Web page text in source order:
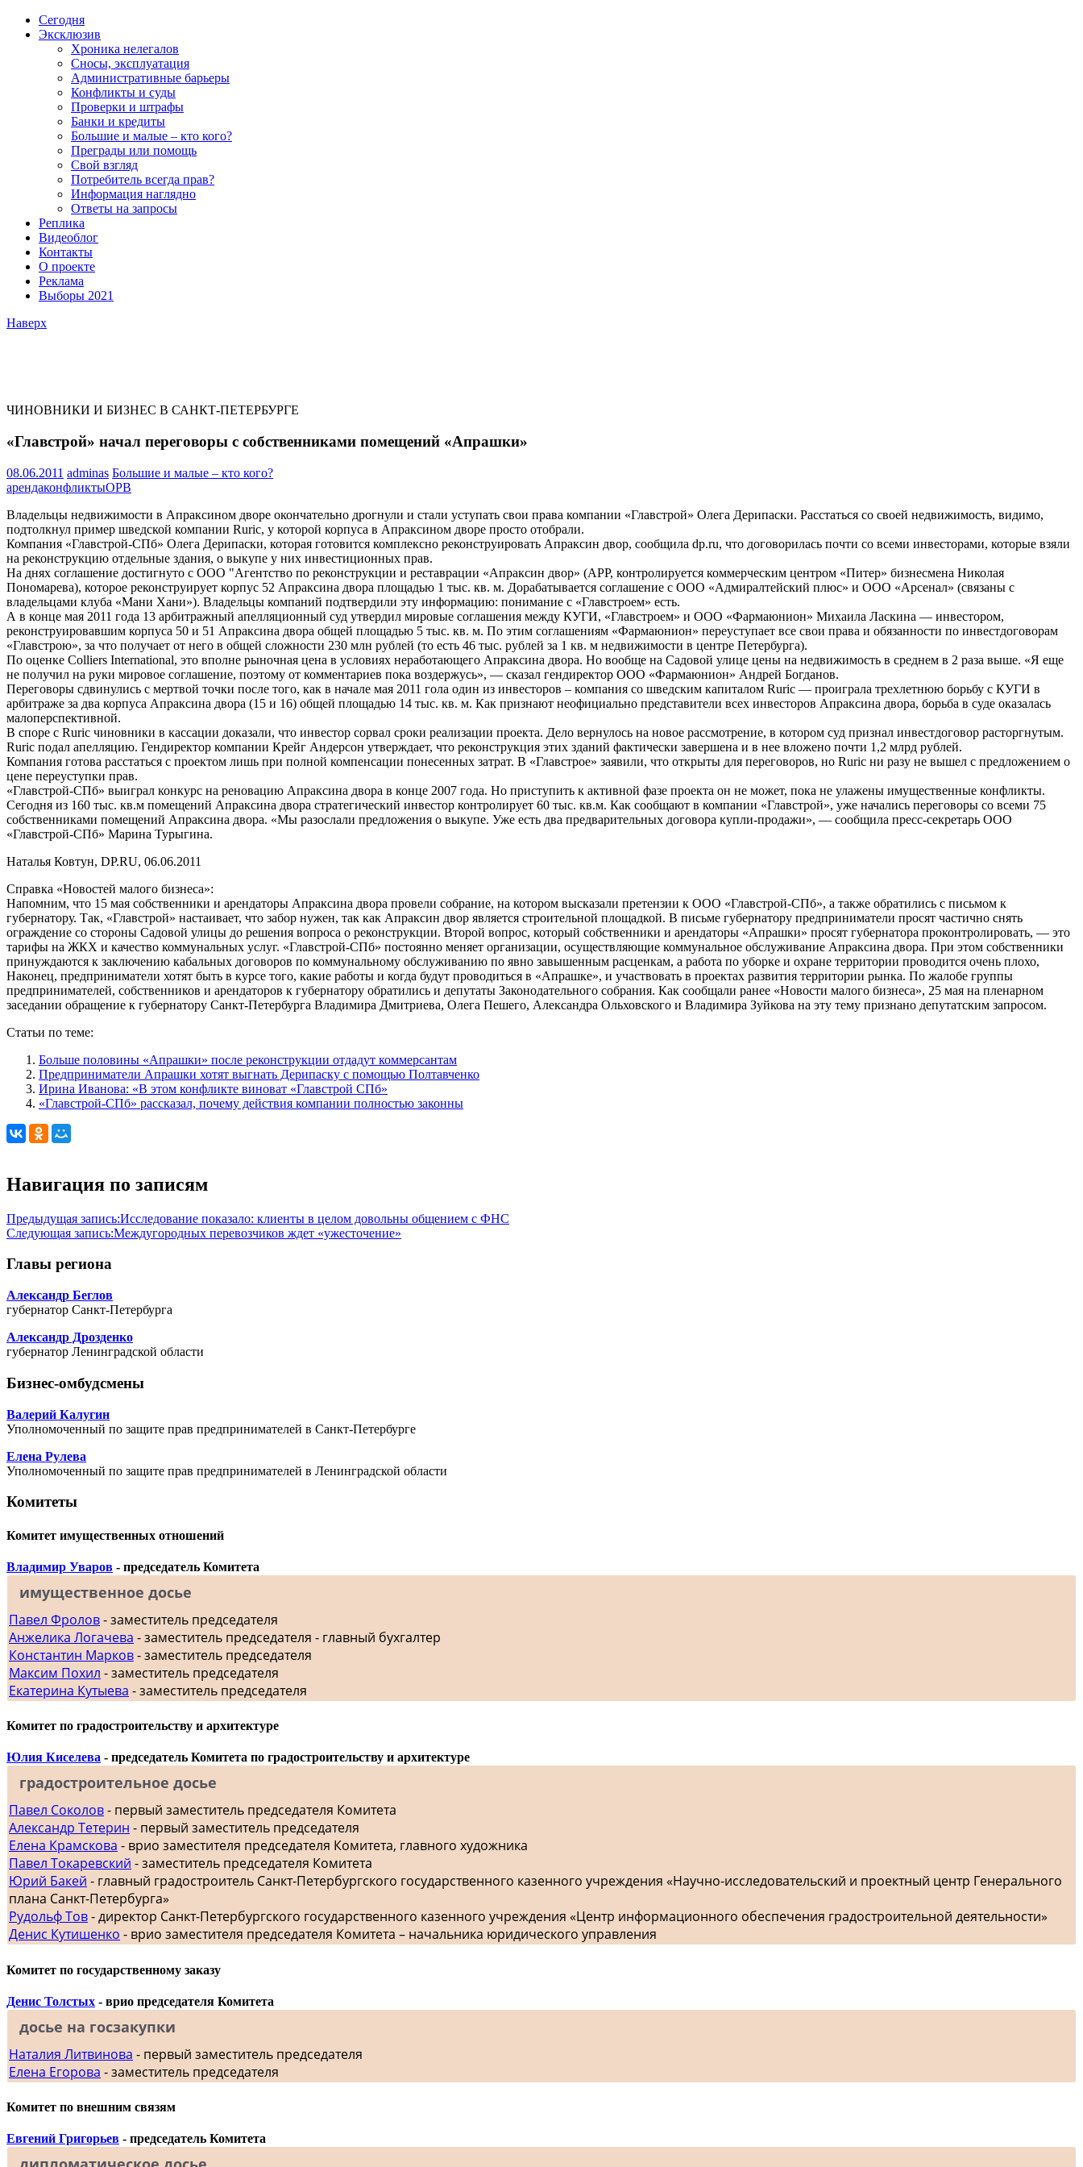
Сегодня
Эксклюзив
Хроника нелегалов
Сносы, эксплуатация
Административные барьеры
Конфликты и суды
Проверки и штрафы
Банки и кредиты
Большие и малые – кто кого?
Преграды или помощь
Свой взгляд
Потребитель всегда прав?
Информация наглядно
Ответы на запросы
Реплика
Видеоблог
Контакты
О проекте
Реклама
Выборы 2021
Наверх
ЧИНОВНИКИ И БИЗНЕС В САНКТ-ПЕТЕРБУРГЕ
«Главстрой» начал переговоры с собственниками помещений «Апрашки»
08.06.2011 adminas Большие и малые – кто кого?
арендаконфликтыОРВ
Владельцы недвижимости в Апраксином дворе окончательно дрогнули и стали уступать свои права компании «Главстрой» Олега Дерипаски. Расстаться со своей недвижимость, видимо,
подтолкнул пример шведской компании Ruric, у которой корпуса в Апраксином дворе просто отобрали.
Компания «Главстрой-СПб» Олега Дерипаски, которая готовится комплексно реконструировать Апраксин двор, сообщила dp.ru, что договорилась почти со всеми инвесторами, которые взяли
на реконструкцию отдельные здания, о выкупе у них инвестиционных прав.
На днях соглашение достигнуто с ООО "Агентство по реконструкции и реставрации «Апраксин двор» (АРР, контролируется коммерческим центром «Питер» бизнесмена Николая
Пономарева), которое реконструирует корпус 52 Апраксина двора площадью 1 тыс. кв. м. Дорабатывается соглашение с ООО «Адмиралтейский плюс» и ООО «Арсенал» (связаны с
владельцами клуба «Мани Хани»). Владельцы компаний подтвердили эту информацию: понимание с «Главстроем» есть.
А в конце мая 2011 года 13 арбитражный апелляционный суд утвердил мировые соглашения между КУГИ, «Главстроем» и ООО «Фармаюнион» Михаила Ласкина — инвестором,
реконструировавшим корпуса 50 и 51 Апраксина двора общей площадью 5 тыс. кв. м. По этим соглашениям «Фармаюнион» переуступает все свои права и обязанности по инвестдоговорам
«Главстрою», за что получает от него в общей сложности 230 млн рублей (то есть 46 тыс. рублей за 1 кв. м недвижимости в центре Петербурга).
По оценке Colliers International, это вполне рыночная цена в условиях неработающего Апраксина двора. Но вообще на Садовой улице цены на недвижимость в среднем в 2 раза выше. «Я еще
не получил на руки мировое соглашение, поэтому от комментариев пока воздержусь», — сказал гендиректор ООО «Фармаюнион» Андрей Богданов.
Переговоры сдвинулись с мертвой точки после того, как в начале мая 2011 гола один из инвесторов – компания со шведским капиталом Ruric — проиграла трехлетнюю борьбу с КУГИ в
арбитраже за два корпуса Апраксина двора (15 и 16) общей площадью 14 тыс. кв. м. Как признают неофициально представители всех инвесторов Апраксина двора, борьба в суде оказалась
малоперспективной.
В споре с Ruric чиновники в кассации доказали, что инвестор сорвал сроки реализации проекта. Дело вернулось на новое рассмотрение, в котором суд признал инвестдоговор расторгнутым.
Ruric подал апелляцию. Гендиректор компании Крейг Андерсон утверждает, что реконструкция этих зданий фактически завершена и в нее вложено почти 1,2 млрд рублей.
Компания готова расстаться с проектом лишь при полной компенсации понесенных затрат. В «Главстрое» заявили, что открыты для переговоров, но Ruric ни разу не вышел с предложением о
цене переуступки прав.
«Главстрой-СПб» выиграл конкурс на реновацию Апраксина двора в конце 2007 года. Но приступить к активной фазе проекта он не может, пока не улажены имущественные конфликты.
Сегодня из 160 тыс. кв.м помещений Апраксина двора стратегический инвестор контролирует 60 тыс. кв.м. Как сообщают в компании «Главстрой», уже начались переговоры со всеми 75
собственниками помещений Апраксина двора. «Мы разослали предложения о выкупе. Уже есть два предварительных договора купли-продажи», — сообщила пресс-секретарь ООО
«Главстрой-СПб» Марина Турыгина.
Наталья Ковтун, DP.RU, 06.06.2011
Справка «Новостей малого бизнеса»:
Напомним, что 15 мая собственники и арендаторы Апраксина двора провели собрание, на котором высказали претензии к ООО «Главстрой-СПб», а также обратились с письмом к
губернатору. Так, «Главстрой» настаивает, что забор нужен, так как Апраксин двор является строительной площадкой. В письме губернатору предприниматели просят частично снять
ограждение со стороны Садовой улицы до решения вопроса о реконструкции. Второй вопрос, который собственники и арендаторы «Апрашки» просят губернатора проконтролировать, — это
тарифы на ЖКХ и качество коммунальных услуг. «Главстрой-СПб» постоянно меняет организации, осуществляющие коммунальное обслуживание Апраксина двора. При этом собственники
принуждаются к заключению кабальных договоров по коммунальному обслуживанию по явно завышенным расценкам, а работа по уборке и охране территории проводится очень плохо,
Наконец, предприниматели хотят быть в курсе того, какие работы и когда будут проводиться в «Апрашке», и участвовать в проектах развития территории рынка. По жалобе группы
предпринимателей, собственников и арендаторов к губернатору обратились и депутаты Законодательного собрания. Как сообщали ранее «Новости малого бизнеса», 25 мая на пленарном
заседании обращение к губернатору Санкт-Петербурга Владимира Дмитриева, Олега Пешего, Александра Ольховского и Владимира Зуйкова на эту тему признано депутатским запросом.
Статьи по теме:
Больше половины «Апрашки» после реконструкции отдадут коммерсантам
Предприниматели Апрашки хотят выгнать Дерипаску с помощью Полтавченко
Ирина Иванова: «В этом конфликте виноват «Главстрой СПб»
«Главстрой-СПб» рассказал, почему действия компании полностью законны
Навигация по записям
Предыдущая запись:Исследование показало: клиенты в целом довольны общением с ФНС
Следующая запись:Междугородных перевозчиков ждет «ужесточение»
Главы региона
Александр Беглов
губернатор Санкт-Петербурга
Александр Дрозденко
губернатор Ленинградской области
Бизнес-омбудсмены
Валерий Калугин
Уполномоченный по защите прав предпринимателей в Санкт-Петербурге
Елена Рулева
Уполномоченный по защите прав предпринимателей в Ленинградской области
Комитеты
Комитет имущественных отношений
Владимир Уваров - председатель Комитета
имущественное досье
Павел Фролов- заместитель председателя
Анжелика Логачева - заместитель председателя - главный бухгалтер
Константин Марков- заместитель председателя
Максим Похил - заместитель председателя
Екатерина Кутыева - заместитель председателя
Комитет по градостроительству и архитектуре
Юлия Киселева - председатель Комитета по градостроительству и архитектуре
градостроительное досье
Павел Соколов- первый заместитель председателя Комитета
Александр Тетерин - первый заместитель председателя
Елена Крамскова - врио заместителя председателя Комитета, главного художника
Павел Токаревский - заместитель председателя Комитета
Юрий Бакей - главный градостроитель Санкт-Петербургского государственного казенного учреждения «Научно-исследовательский и проектный центр Генерального
плана Санкт-Петербурга»
Рудольф Тов- директор Санкт-Петербургского государственного казенного учреждения «Центр информационного обеспечения градостроительной деятельности»
Денис Кутишенко - врио заместителя председателя Комитета – начальника юридического управления
Комитет по государственному заказу
Денис Толстых - врио председателя Комитета
досье на госзакупки
Наталия Литвинова - первый заместитель председателя
Елена Егорова - заместитель председателя
Комитет по внешним связям
Евгений Григорьев - председатель Комитета